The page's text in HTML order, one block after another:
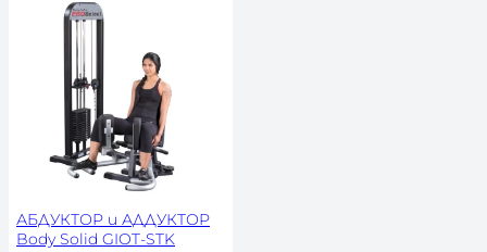
АБДУКТОР и АДДУКТОР
Body Solid GIOT-STK